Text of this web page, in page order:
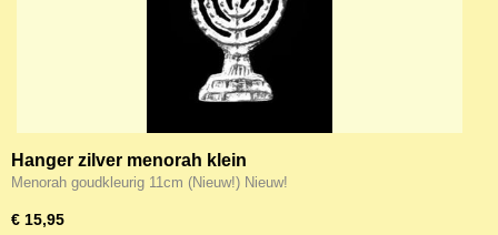
Hanger zilver menorah klein
Menorah goudkleurig 11cm (Nieuw!) Nieuw!
€ 15,95